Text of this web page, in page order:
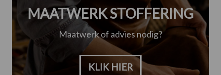
MAATWERK STOFFERING
Maatwerk of advies nodig?
KLIK HIER